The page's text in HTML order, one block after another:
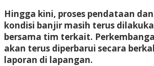
Hingga kini, proses pendataan
kondisi banjir masih terus
bersama tim terkait.
akan terus diperbarui secara
laporan di lapangan.